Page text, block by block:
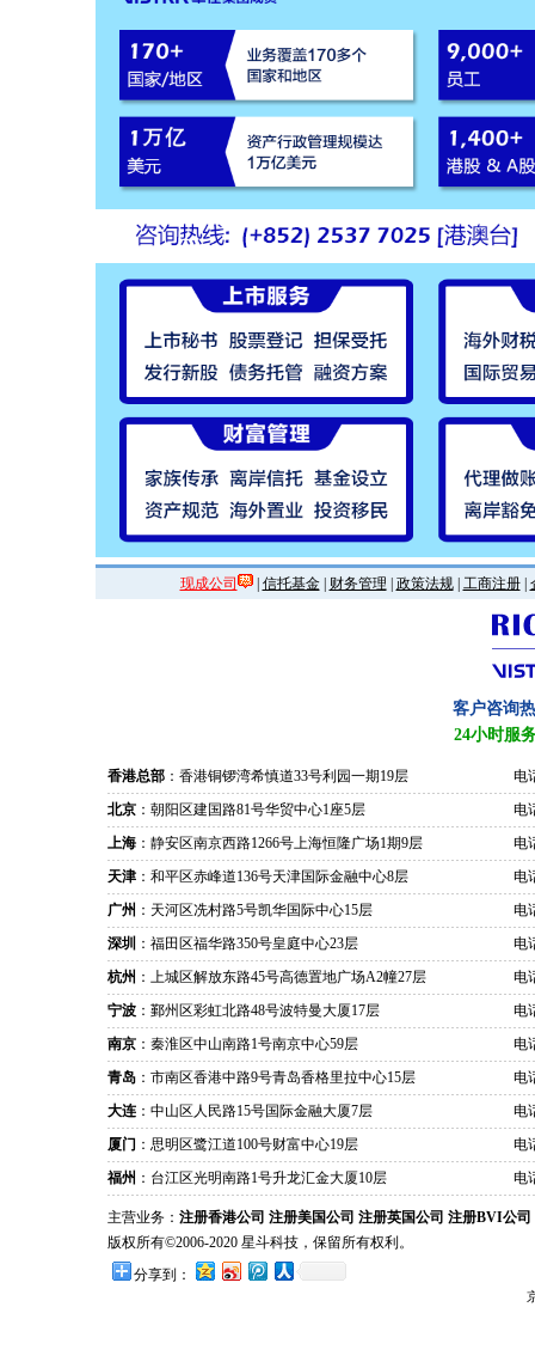
现成公司 | 信托基金| 财务管理 政策法规| 工商注册|
客户咨询
24小时服
香港总部 ：香港铜锣湾希慎道33号利园一期19层
电
北京 ：朝阳区建国路81号华贸中心1座5层
电
上海 ：静安区南京西路1266号上海恒隆广场1期9层
电
天津 ：和平区赤峰道136号天津国际金融中心8层
电
广州 ：天河区冼村路5号凯华国际中心15层
电
深圳 ：福田区福华路350号皇庭中心23层
电
杭州 ：上城区解放东路45号高德置地广场A2幢27层
电
宁波 ：鄞州区彩虹北路48号波特曼大厦17层
电
南京 ：秦淮区中山南路1号南京中心59层
电
青岛 ：市南区香港中路9号青岛香格里拉中心15层
电
大连 ：中山区人民路15号国际金融大厦7层
电
厦门 ：思明区鹭江道100号财富中心19层
电
福州 ：台江区光明南路1号升龙汇金大厦10层 电
主营业务： 注册香港公司 注册美国公司 注册英国公司 注册BVI公司
版权所有©2006-2020 星斗科技，保留所有权利。
分享到：